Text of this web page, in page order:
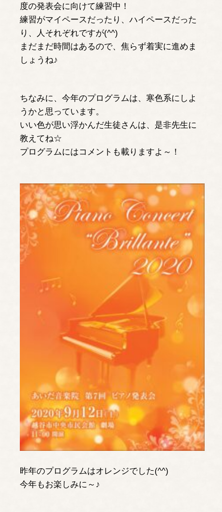
度の発表会に向けて練習中！
練習がマイペースだったり、ハイペースだった
り、人それぞれですが(^^)
まだまだ時間はあるので、焦らず着実に進めま
しょうね♪
ちなみに、今年のプログラムは、寒色系にしよ
うかと思っています。
いい色が思い浮かんだ生徒さんは、是非先生に
教えてね☆
プログラムにはコメントも載りますよ～！
昨年のプログラムはオレンジでした(^^)
今年もお楽しみに～♪